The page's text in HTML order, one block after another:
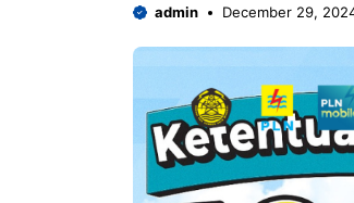
admin December 29,